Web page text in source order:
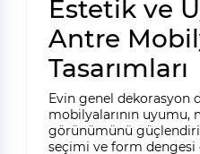
Estetik ve
Antre
Tasarımları
Evin genel dekorasyon
mobilyalarının uyumu,
görünümünü
seçimi ve form dengesi